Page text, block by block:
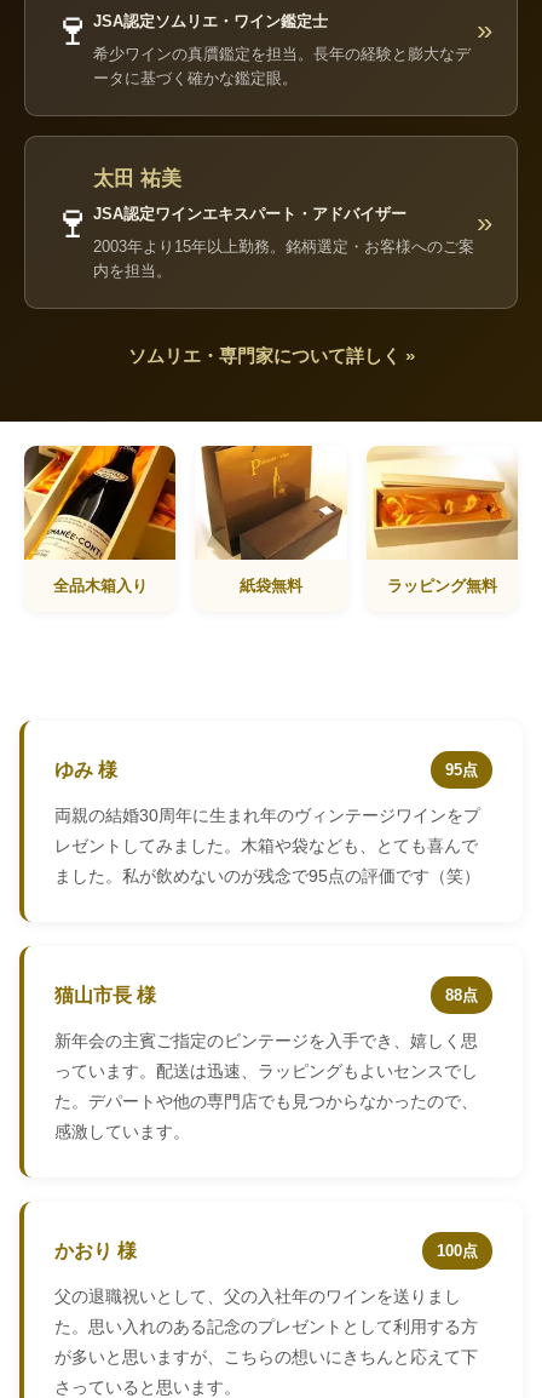
🍷 JSA認定ソムリエ・ワイン鑑定士
希少ワインの真贋鑑定を担当。長年の経験と膨大なデ
ータに基づく確かな鑑定眼。
»
🍷
太田 祐美
JSA認定ワインエキスパート・アドバイザー
2003年より15年以上勤務。銘柄選定・お客様へのご案
内を担当。
»
ソムリエ・専門家について詳しく »
全品木箱入り 紙袋無料 ラッピング無料
ゆみ 様 95点
両親の結婚30周年に生まれ年のヴィンテージワインをプ
レゼントしてみました。木箱や袋なども、とても喜んで
ました。私が飲めないのが残念で95点の評価です（笑）
猫山市長 様 88点
新年会の主賓ご指定のビンテージを入手でき、嬉しく思
っています。配送は迅速、ラッピングもよいセンスでし
た。デパートや他の専門店でも見つからなかったので、
感激しています。
かおり 様 100点
父の退職祝いとして、父の入社年のワインを送りまし
た。思い入れのある記念のプレゼントとして利用する方
が多いと思いますが、こちらの想いにきちんと応えて下
さっていると思います。